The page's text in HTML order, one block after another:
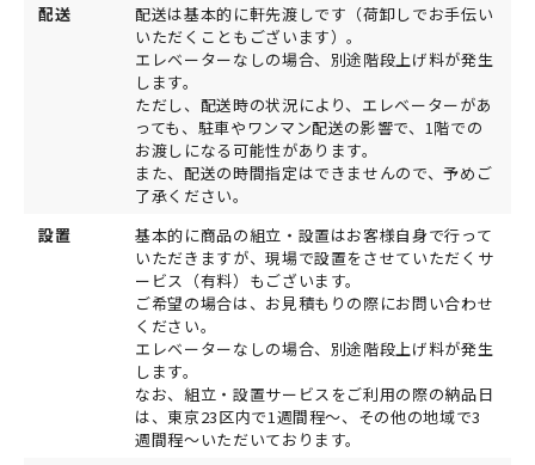
配送
配送は基本的に軒先渡しです（荷卸しでお手伝い
いただくこともございます）。
エレベーターなしの場合、別途階段上げ料が発生
します。
ただし、配送時の状況により、エレベーターがあ
っても、駐車やワンマン配送の影響で、1階での
お渡しになる可能性があります。
また、配送の時間指定はできませんので、予めご
了承ください。
設置
基本的に商品の組立・設置はお客様自身で行って
いただきますが、現場で設置をさせていただくサ
ービス（有料）もございます。
ご希望の場合は、お見積もりの際にお問い合わせ
ください。
エレベーターなしの場合、別途階段上げ料が発生
します。
なお、組立・設置サービスをご利用の際の納品日
は、東京23区内で1週間程～、その他の地域で3
週間程～いただいております。